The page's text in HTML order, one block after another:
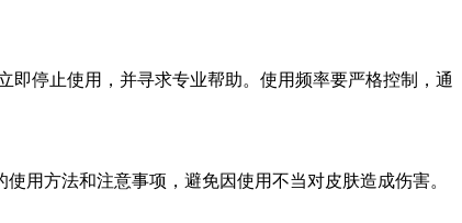
停止使用，并寻求专业帮助。使用频率要严格控制，通
用方法和注意事项，避免因使用不当对皮肤造成伤害。